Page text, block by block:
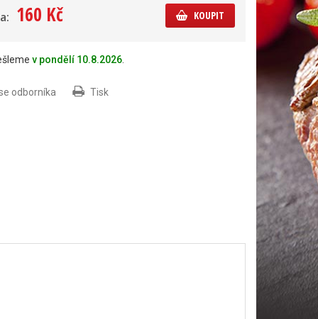
160 Kč KOUPIT
v pondělí 10.8.2026
odborníka Tisk